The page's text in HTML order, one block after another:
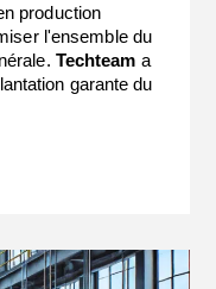
production
l'ensemble du
Techteam a
garante du